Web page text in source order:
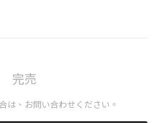
完売
は、お問い合わせください。